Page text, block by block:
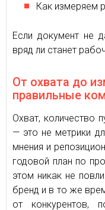
Как измеряем
Если документ не
вряд ли станет
От охвата до
правильные
Охват, количество
— это не метрики
мнения и
годовой план по
этом никак не
бренд и в то же
от конкурентов,